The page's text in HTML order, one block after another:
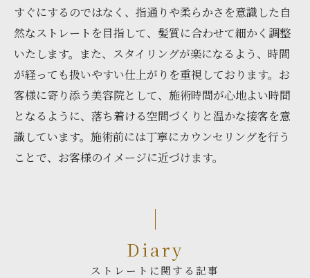
すぐにするのではなく、指通りや柔らかさを意識した自
然なストレートを目指して、髪質に合わせて細かく調整
いたします。また、スタイリングが楽になるよう、時間
が経っても扱いやすい仕上がりを重視しております。お
客様に寄り添う美容院として、施術時間が心地よい時間
となるように、落ち着ける空間づくりと温かな接客を意
識しています。施術前には丁寧にカウンセリングを行う
ことで、お客様のイメージに近づけます。
Diary
ストレートに関する記事